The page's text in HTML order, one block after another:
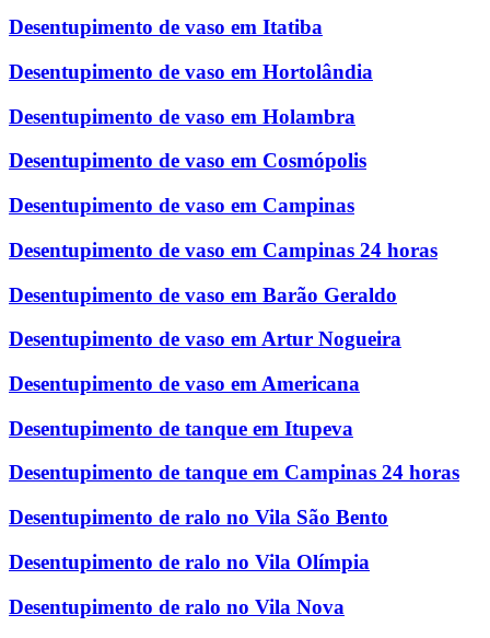
Desentupimento de vaso em Itatiba
Desentupimento de vaso em Hortolândia
Desentupimento de vaso em Holambra
Desentupimento de vaso em Cosmópolis
Desentupimento de vaso em Campinas
Desentupimento de vaso em Campinas 24 horas
Desentupimento de vaso em Barão Geraldo
Desentupimento de vaso em Artur Nogueira
Desentupimento de vaso em Americana
Desentupimento de tanque em Itupeva
Desentupimento de tanque em Campinas 24 horas
Desentupimento de ralo no Vila São Bento
Desentupimento de ralo no Vila Olímpia
Desentupimento de ralo no Vila Nova